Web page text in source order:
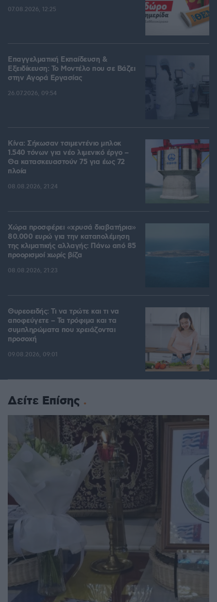
07.08.2026, 12:25
Επαγγελματική Εκπαίδευση &
Εξειδίκευση: Το Mοντέλο που σε Bάζει
στην Aγορά Eργασίας
26.07.2026, 09:54
Κίνα: Σήκωσαν τσιμεντένιο μπλοκ
1.540 τόνων για νέο λιμενικό έργο –
Θα κατασκευαστούν 75 για έως 72
πλοία
08.08.2026, 21:24
Χώρα προσφέρει «χρυσά διαβατήρια»
80.000 ευρώ για την καταπολέμηση
της κλιματικής αλλαγής: Πάνω από 85
προορισμοί χωρίς βίζα
08.08.2026, 21:23
Θυρεοειδής: Τι να τρώτε και τι να
αποφεύγετε – Τα τρόφιμα και τα
συμπληρώματα που χρειάζονται
προσοχή
09.08.2026, 09:01
Δείτε Επίσης